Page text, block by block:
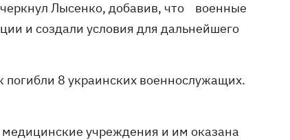
Лысенко, добавив, что военные
и создали условия для дальнейшего
погибли 8 украинских военнослужащих.
учреждения и им оказана